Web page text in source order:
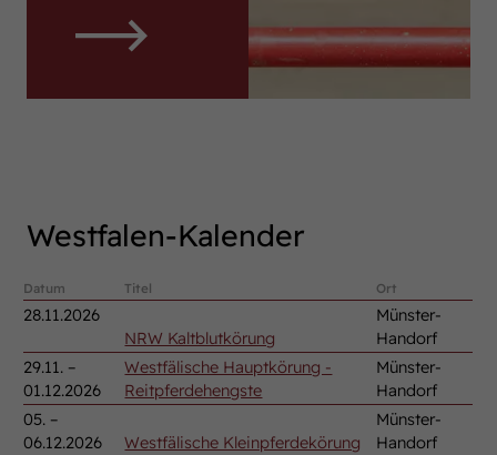
Westfalen-Kalender
Datum Titel Ort
28.11.2026
NRW Kaltblutkörung
Münster-
Handorf
29.11. –
01.12.2026
Westfälische Hauptkörung -
Reitpferdehengste
Münster-
Handorf
05. –
06.12.2026
Westfälische Kleinpferdekörung
Münster-
Handorf